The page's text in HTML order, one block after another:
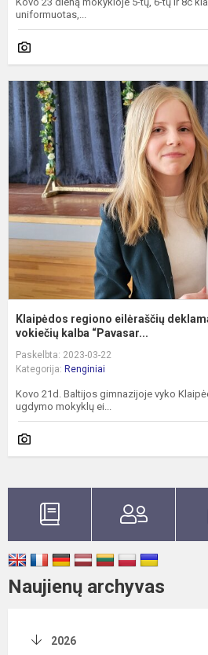
uniformuotas,...
Klaipėdos regiono eilėraščių
vokiečių kalba “Pavasar...
Paskelbta: 2023-03-22
Kategorija: Renginiai
Kovo 21d. Baltijos gimnazijoje vyko
ugdymo mokyklų ei...
Naujienų archyvas
2026